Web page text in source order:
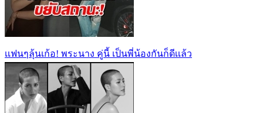
เเฟนๆลุ้นเก้อ! พระนาง คู่นี้ เป็นพี่น้องกันก็ดีเเล้ว